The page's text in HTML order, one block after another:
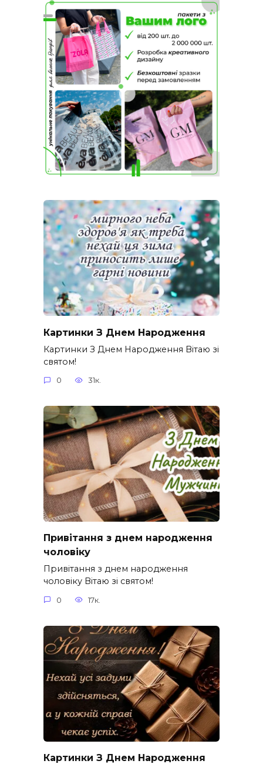
Картинки З Днем Народження
Картинки З Днем Народження Вітаю зі
святом!
0 31к.
Привітання з днем народження
чоловіку
Привітання з днем народження
чоловіку Вітаю зі святом!
0 17к.
Картинки З Днем Народження